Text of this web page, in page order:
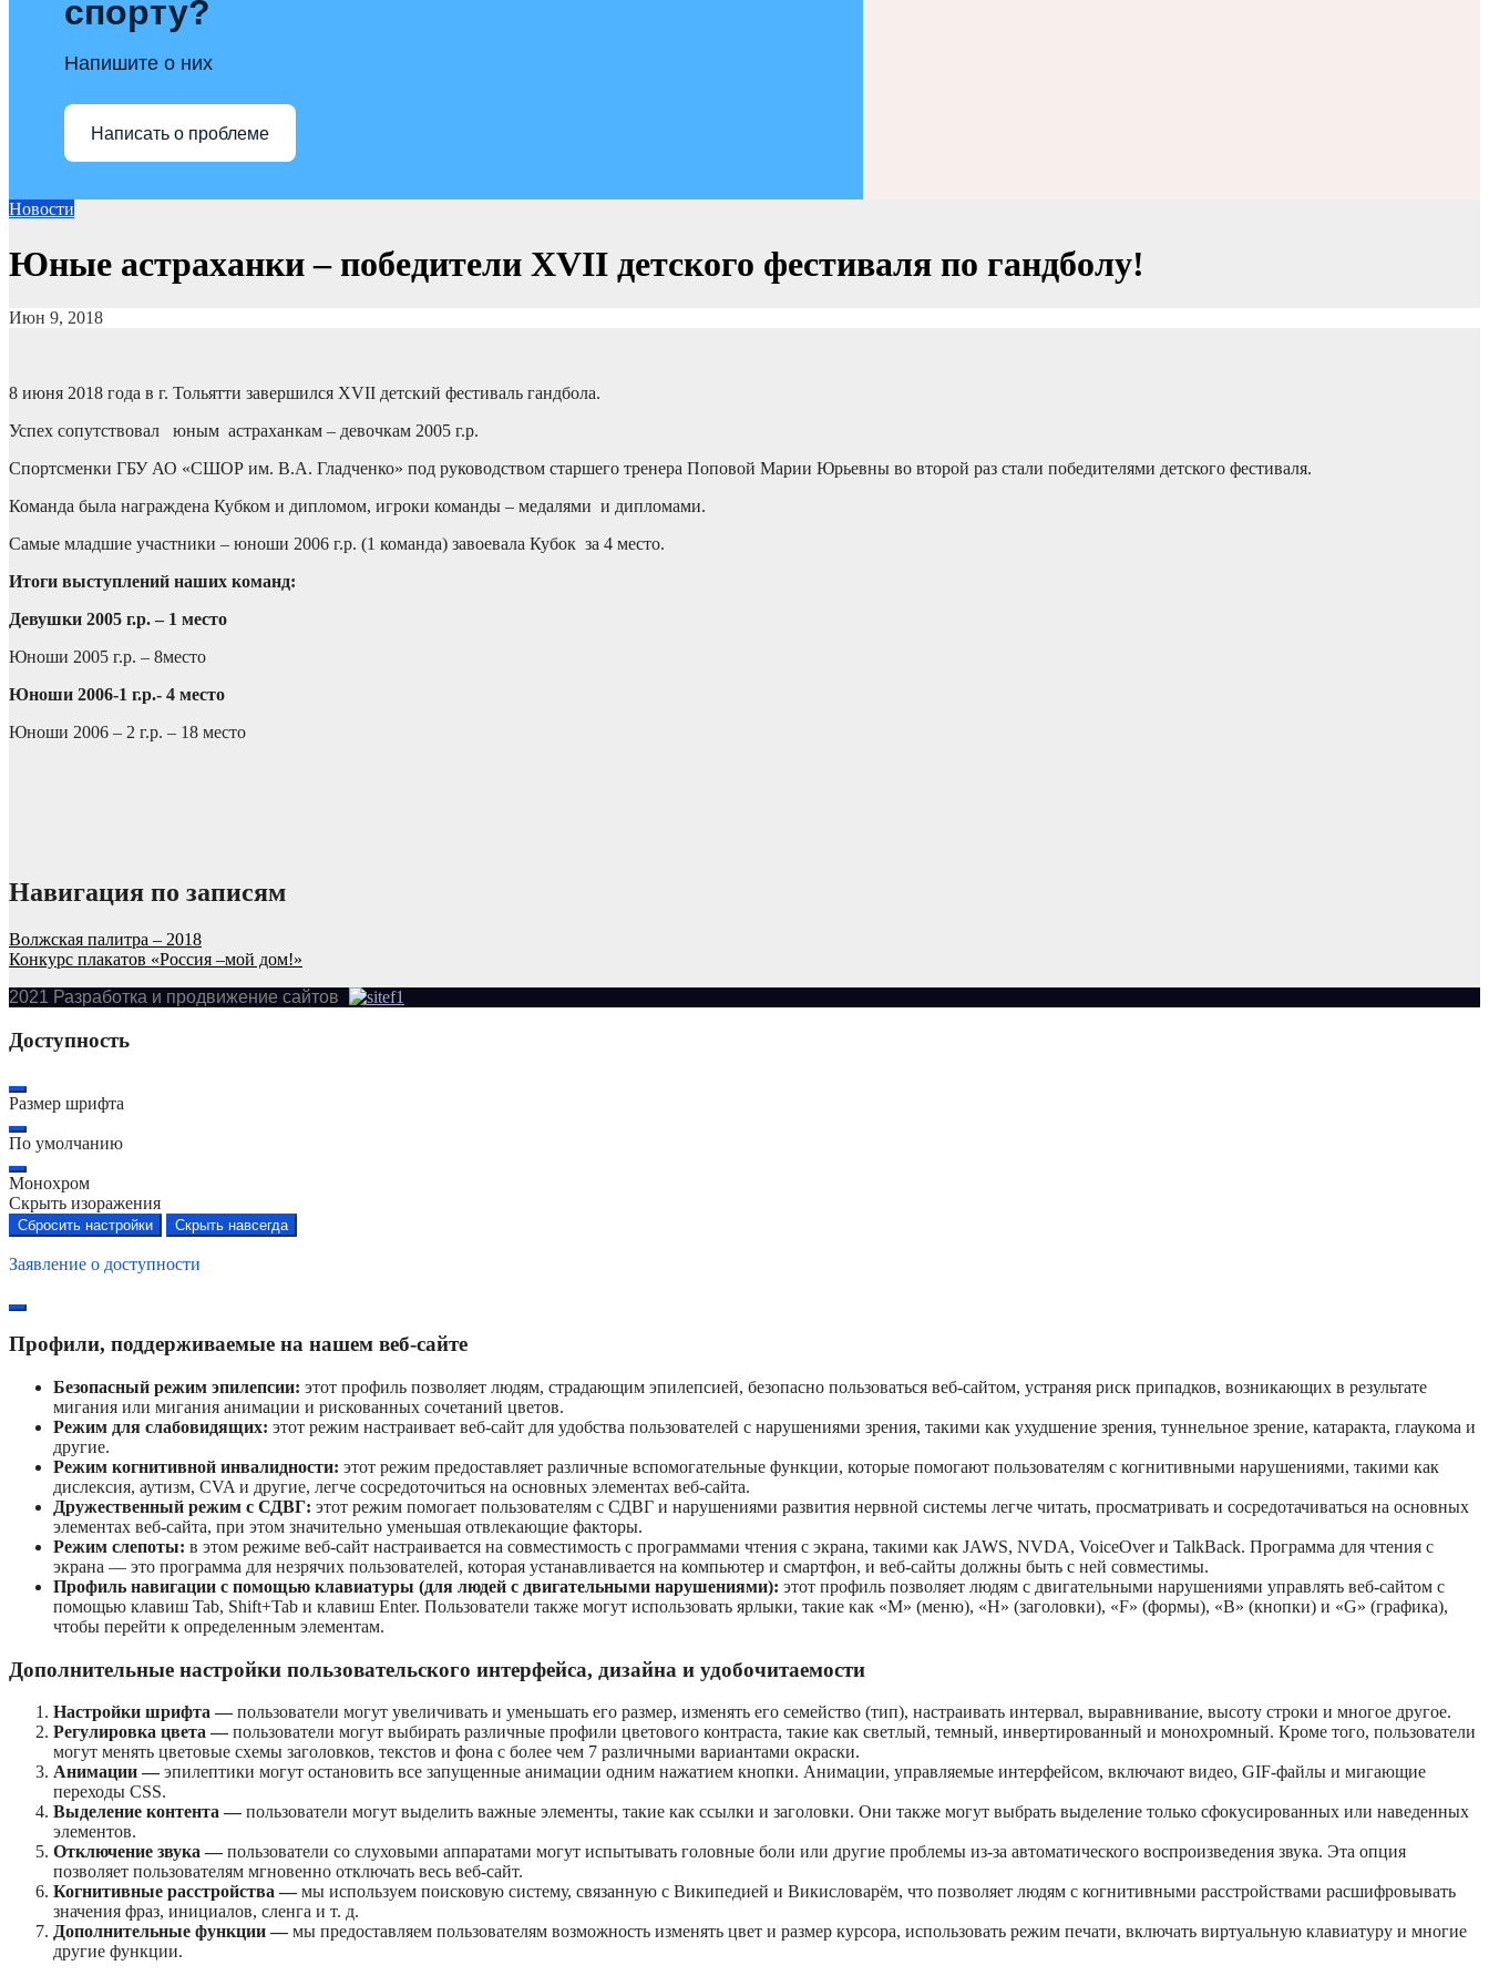
спорту?
Напишите о них
Написать о проблеме
Новости
Юные астраханки – победители XVII детского фестиваля по гандболу!
Июн 9, 2018
8 июня 2018 года в г. Тольятти завершился XVII детский фестиваль гандбола.
Успех сопутствовал юным астраханкам – девочкам 2005 г.р.
Спортсменки ГБУ АО «СШОР им. В.А. Гладченко» под руководством старшего тренера Поповой Марии Юрьевны во второй раз стали победителями детского фестиваля.
Команда была награждена Кубком и дипломом, игроки команды – медалями и дипломами.
Самые младшие участники – юноши 2006 г.р. (1 команда) завоевала Кубок за 4 место.
Итоги выступлений наших команд:
Девушки 2005 г.р. – 1 место
Юноши 2005 г.р. – 8место
Юноши 2006-1 г.р.- 4 место
Юноши 2006 – 2 г.р. – 18 место
Навигация по записям
Волжская палитра – 2018
Конкурс плакатов «Россия –мой дом!»
2021 Разработка и продвижение сайтов
Доступность
Размер шрифта
По умолчанию
Монохром
Скрыть изоражения
Сбросить настройки Скрыть навсегда
Заявление о доступности
Профили, поддерживаемые на нашем веб-сайте
Безопасный режим эпилепсии: этот профиль позволяет людям, страдающим эпилепсией, безопасно пользоваться веб-сайтом, устраняя риск припадков, возникающих в результате
мигания или мигания анимации и рискованных сочетаний цветов.
Режим для слабовидящих: этот режим настраивает веб-сайт для удобства пользователей с нарушениями зрения, такими как ухудшение зрения, туннельное зрение, катаракта, глаукома и
другие.
Режим когнитивной инвалидности: этот режим предоставляет различные вспомогательные функции, которые помогают пользователям с когнитивными нарушениями, такими как
дислексия, аутизм, CVA и другие, легче сосредоточиться на основных элементах веб-сайта.
Дружественный режим с СДВГ: этот режим помогает пользователям с СДВГ и нарушениями развития нервной системы легче читать, просматривать и сосредотачиваться на основных
элементах веб-сайта, при этом значительно уменьшая отвлекающие факторы.
Режим слепоты: в этом режиме веб-сайт настраивается на совместимость с программами чтения с экрана, такими как JAWS, NVDA, VoiceOver и TalkBack. Программа для чтения с
экрана — это программа для незрячих пользователей, которая устанавливается на компьютер и смартфон, и веб-сайты должны быть с ней совместимы.
Профиль навигации с помощью клавиатуры (для людей с двигательными нарушениями): этот профиль позволяет людям с двигательными нарушениями управлять веб-сайтом с
помощью клавиш Tab, Shift+Tab и клавиш Enter. Пользователи также могут использовать ярлыки, такие как «M» (меню), «H» (заголовки), «F» (формы), «B» (кнопки) и «G» (графика),
чтобы перейти к определенным элементам.
Дополнительные настройки пользовательского интерфейса, дизайна и удобочитаемости
Настройки шрифта —пользователи могут увеличивать и уменьшать его размер, изменять его семейство (тип), настраивать интервал, выравнивание, высоту строки и многое другое.
Регулировка цвета —пользователи могут выбирать различные профили цветового контраста, такие как светлый, темный, инвертированный и монохромный. Кроме того, пользователи
могут менять цветовые схемы заголовков, текстов и фона с более чем 7 различными вариантами окраски.
Анимации —эпилептики могут остановить все запущенные анимации одним нажатием кнопки. Анимации, управляемые интерфейсом, включают видео, GIF-файлы и мигающие
переходы CSS.
Выделение контента —пользователи могут выделить важные элементы, такие как ссылки и заголовки. Они также могут выбрать выделение только сфокусированных или наведенных
элементов.
Отключение звука —пользователи со слуховыми аппаратами могут испытывать головные боли или другие проблемы из-за автоматического воспроизведения звука. Эта опция
позволяет пользователям мгновенно отключать весь веб-сайт.
Когнитивные расстройства —мы используем поисковую систему, связанную с Википедией и Викисловарём, что позволяет людям с когнитивными расстройствами расшифровывать
значения фраз, инициалов, сленга и т. д.
Дополнительные функции —мы предоставляем пользователям возможность изменять цвет и размер курсора, использовать режим печати, включать виртуальную клавиатуру и многие
другие функции.